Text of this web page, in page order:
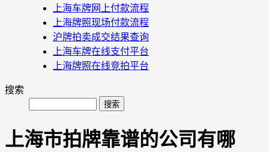
上海车牌网上付款流程
上海牌照现场付款流程
沪牌拍卖成交结果查询
上海车牌在线支付平台
上海牌照在线竞拍平台
搜索
上海市拍牌靠谱的公司有哪